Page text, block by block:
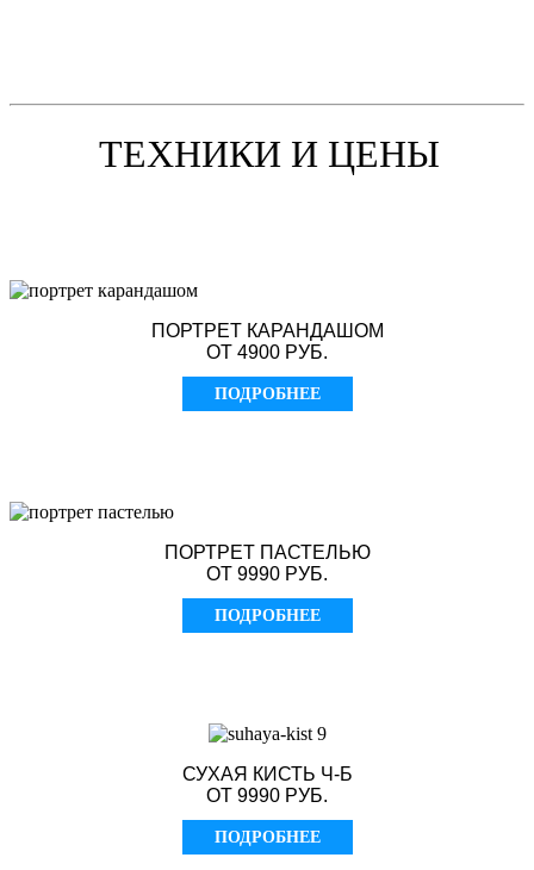
ТЕХНИКИ И ЦЕНЫ
ПОРТРЕТ КАРАНДАШОМ
ОТ 4900 РУБ.
ПОДРОБНЕЕ
ПОРТРЕТ ПАСТЕЛЬЮ
ОТ 9990 РУБ.
ПОДРОБНЕЕ
СУХАЯ КИСТЬ Ч-Б
ОТ 9990 РУБ.
ПОДРОБНЕЕ